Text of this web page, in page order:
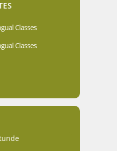
Classes
Classes